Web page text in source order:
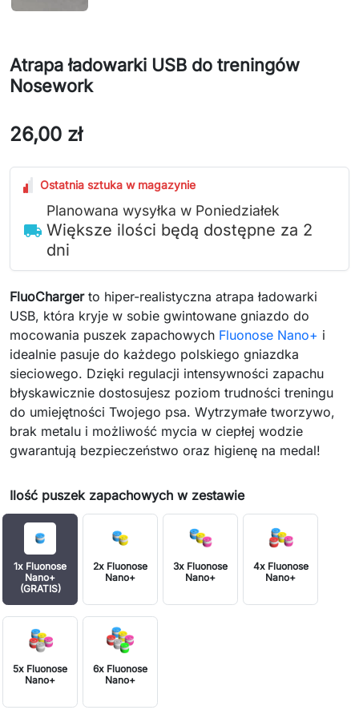
Atrapa ładowarki USB do treningów
Nosework
26,00 zł
Ostatnia sztuka w magazynie
local_shipping
Planowana wysyłka w Poniedziałek
Większe ilości będą dostępne za 2
dni
FluoChargerto hiper-realistyczna atrapa ładowarki
USB, która kryje w sobie gwintowane gniazdo do
mocowania puszek zapachowych Fluonose Nano+ i
idealnie pasuje do każdego polskiego gniazdka
sieciowego. Dzięki regulacji intensywności zapachu
błyskawicznie dostosujesz poziom trudności treningu
do umiejętności Twojego psa. Wytrzymałe tworzywo,
brak metalu i możliwość mycia w ciepłej wodzie
gwarantują bezpieczeństwo oraz higienę na medal!
Ilość puszek zapachowych w zestawie
1x Fluonose
Nano+
(GRATIS)
2x Fluonose
Nano+
3x Fluonose
Nano+
4x Fluonose
Nano+
5x Fluonose
Nano+
6x Fluonose
Nano+